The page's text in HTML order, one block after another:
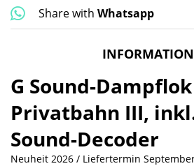
Share with Whatsapp
G Sound-Dampflok
Privatbahn III,
Sound-Decoder
Neuheit 2026 / Liefertermin